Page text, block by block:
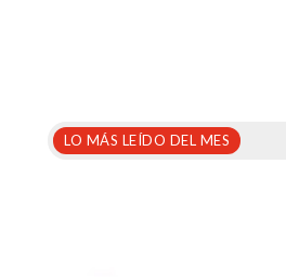
LO MÁS LEÍDO DEL MES